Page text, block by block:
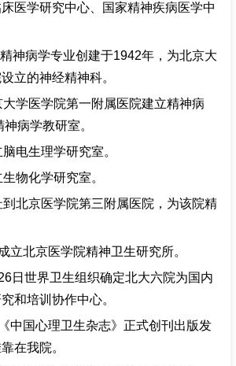
就诊服务
科学研究
教育培训
健康科普
合作支援
招聘专栏
医学研究中心、国家精神疾病医学中
神病学专业创建于1942年，为北京大
立的神经精神科。
学医学院第一附属医院建立精神病
病学教研室。
电生理学研究室。
物化学研究室。
北京医学院第三附属医院，为该院精
立北京医学院精神卫生研究所。
日世界卫生组织确定北大六院为国内
和培训协作中心。
中国心理卫生杂志》正式创刊出版发
在我院。